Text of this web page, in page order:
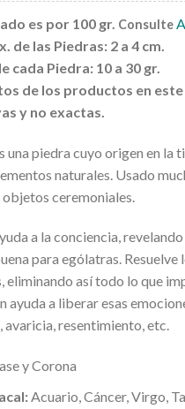
es por 100 gr. Consulte
de las Piedras: 2 a 4 cm.
cada Piedra: 10 a 30 gr.
de los productos en
y no exactas.
una piedra cuyo origen en la
naturales. Usado
ceremoniales.
a la conciencia,
para ególatras. Resuelve
eliminando así todo lo que
ayuda a liberar esas
avaricia, resentimiento, etc.
y Corona
Acuario, Cáncer, Virgo,